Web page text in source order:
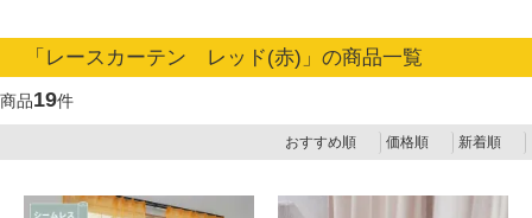
「レースカーテン レッド(赤)」の商品一覧
商品19件
おすすめ順 価格順 新着順